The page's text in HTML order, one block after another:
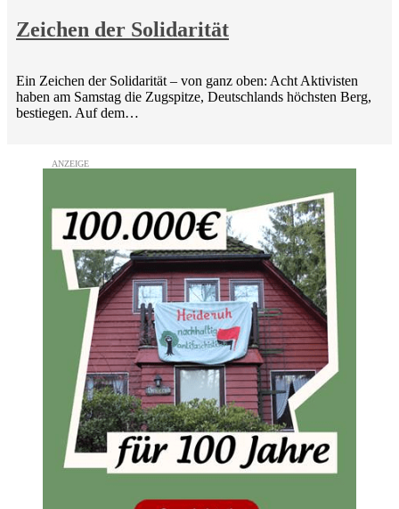
Zeichen der Solidarität
Ein Zeichen der Solidarität – von ganz oben: Acht Aktivisten
haben am Samstag die Zugspitze, Deutschlands höchsten Berg,
bestiegen. Auf dem…